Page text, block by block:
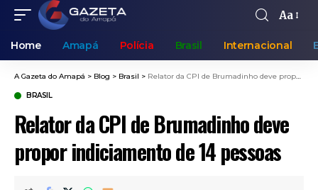
Aa
Home Amapá Polícia Brasil Internacional
A Gazeta do Amapá > Blog > Brasil > Relator da CPI de Brumadinho deve propor indiciamento de 14 pessoas
BRASIL
Relator da CPI de Brumadinho deve
propor indiciamento de 14 pessoas